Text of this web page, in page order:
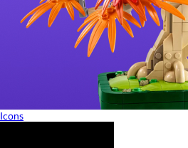
Icons